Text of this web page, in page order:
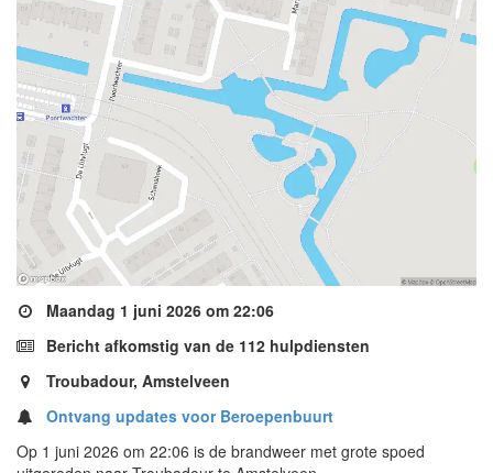
Maandag 1 juni 2026 om 22:06
Bericht afkomstig van de 112 hulpdiensten
Troubadour, Amstelveen
Ontvang updates voor Beroepenbuurt
Op 1 juni 2026 om 22:06 is de brandweer met grote spoed